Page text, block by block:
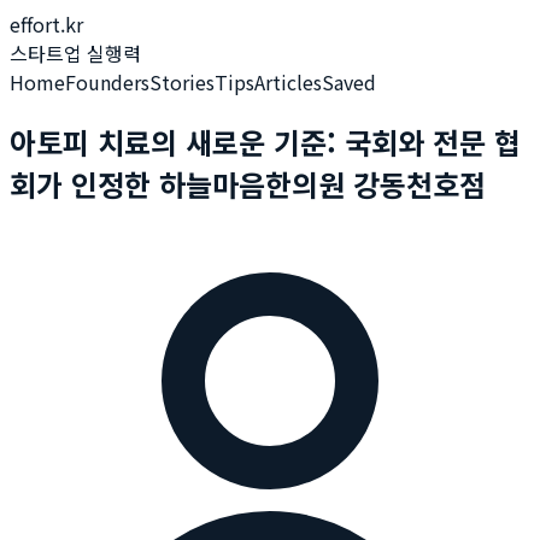
effort.kr
스타트업 실행력
HomeFoundersStoriesTipsArticlesSaved
아토피 치료의 새로운 기준: 국회와 전문 협
회가 인정한 하늘마음한의원 강동천호점